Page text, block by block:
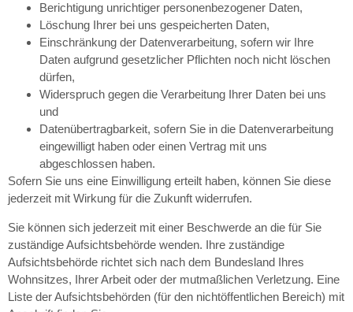
Berichtigung unrichtiger personenbezogener Daten,
Löschung Ihrer bei uns gespeicherten Daten,
Einschränkung der Datenverarbeitung, sofern wir Ihre
Daten aufgrund gesetzlicher Pflichten noch nicht löschen
dürfen,
Widerspruch gegen die Verarbeitung Ihrer Daten bei uns
und
Datenübertragbarkeit, sofern Sie in die Datenverarbeitung
eingewilligt haben oder einen Vertrag mit uns
abgeschlossen haben.
Sofern Sie uns eine Einwilligung erteilt haben, können Sie diese
jederzeit mit Wirkung für die Zukunft widerrufen.
Sie können sich jederzeit mit einer Beschwerde an die für Sie
zuständige Aufsichtsbehörde wenden. Ihre zuständige
Aufsichtsbehörde richtet sich nach dem Bundesland Ihres
Wohnsitzes, Ihrer Arbeit oder der mutmaßlichen Verletzung. Eine
Liste der Aufsichtsbehörden (für den nichtöffentlichen Bereich) mit